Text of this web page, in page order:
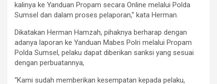
kalinya ke Yanduan Propam secara Online melalui Polda
Sumsel dan dalam proses pelaporan,” kata Herman.
Dikatakan Herman Hamzah, pihaknya berharap dengan
adanya laporan ke Yanduan Mabes Polri melalui Propam
Polda Sumsel, pelaku dapat diberikan sanksi yang sesuai
dengan perbuatannya,
“Kami sudah memberikan kesempatan kepada pelaku,